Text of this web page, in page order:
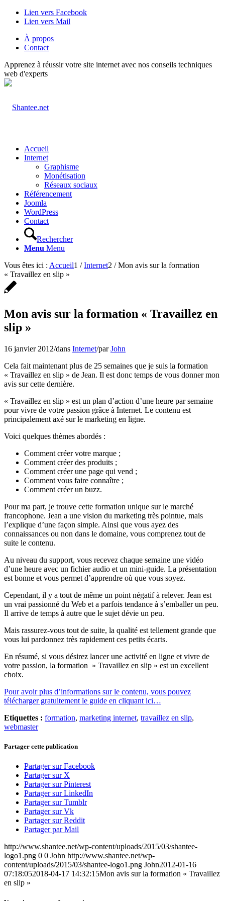
Lien vers Facebook
Lien vers Mail
À propos
Contact
Apprenez à réussir votre site internet avec nos conseils techniques
web d'experts
Accueil
Internet
Graphisme
Monétisation
Réseaux sociaux
Référencement
Joomla
WordPress
Contact
Rechercher
Menu Menu
Vous êtes ici : Accueil1 / Internet2 / Mon avis sur la formation
« Travaillez en slip »
Mon avis sur la formation « Travaillez en
slip »
16 janvier 2012/dans Internet/parJohn
Cela fait maintenant plus de 25 semaines que je suis la formation
« Travaillez en slip » de Jean. Il est donc temps de vous donner mon
avis sur cette dernière.
« Travaillez en slip » est un plan d’action d’une heure par semaine
pour vivre de votre passion grâce à Internet. Le contenu est
principalement axé sur le marketing en ligne.
Voici quelques thèmes abordés :
Comment créer votre marque ;
Comment créer des produits ;
Comment créer une page qui vend ;
Comment vous faire connaître ;
Comment créer un buzz.
Pour ma part, je trouve cette formation unique sur le marché
francophone. Jean a une vision du marketing très pointue, mais
l’explique d’une façon simple. Ainsi que vous ayez des
connaissances ou non dans le domaine, vous comprenez tout de
suite le contenu.
Au niveau du support, vous recevez chaque semaine une vidéo
d’une heure avec un fichier audio et un mini-guide. La présentation
est bonne et vous permet d’apprendre où que vous soyez.
Cependant, il y a tout de même un point négatif à relever. Jean est
un vrai passionné du Web et a parfois tendance à s’emballer un peu.
Il arrive de temps à autre que le sujet dévie un peu.
Mais rassurez-vous tout de suite, la qualité est tellement grande que
vous lui pardonnez très rapidement ces petits écarts.
En résumé, si vous désirez lancer une activité en ligne et vivre de
votre passion, la formation » Travaillez en slip » est un excellent
choix.
Pour avoir plus d’informations sur le contenu, vous pouvez
télécharger gratuitement le guide en cliquant ici…
Etiquettes : formation, marketing internet, travaillez en slip,
webmaster
Partager cette publication
Partager sur Facebook
Partager sur X
Partager sur Pinterest
Partager sur LinkedIn
Partager sur Tumblr
Partager sur Vk
Partager sur Reddit
Partager par Mail
http://www.shantee.net/wp-content/uploads/2015/03/shantee-
logo1.png 0 0 John http://www.shantee.net/wp-
content/uploads/2015/03/shantee-logo1.png John2012-01-16
07:18:052018-04-17 14:32:15Mon avis sur la formation « Travaillez
en slip »